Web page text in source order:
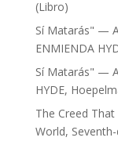
(Libro)
"Sí Matarás" —
ENMIENDA
"Sí Matarás" —
HYDE,
The Creed That
World,